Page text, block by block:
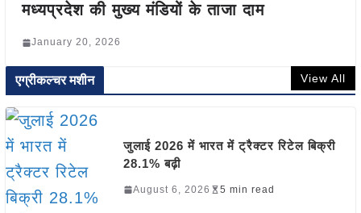
मध्यप्रदेश की मुख्य मंडियों के ताजा दाम
January 20, 2026
एग्रीकल्चर मशीन View All
जुलाई 2026 में भारत में ट्रैक्टर रिटेल बिक्री
28.1% बढ़ी
August 6, 2026 5 min read